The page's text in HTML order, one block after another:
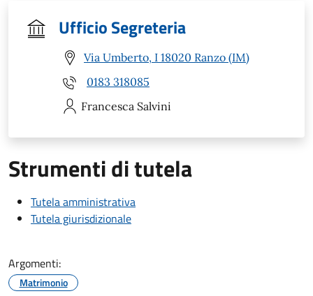
Ufficio Segreteria
Via Umberto, I 18020 Ranzo (IM)
0183 318085
Francesca Salvini
Strumenti di tutela
Tutela amministrativa
Tutela giurisdizionale
Argomenti:
Matrimonio